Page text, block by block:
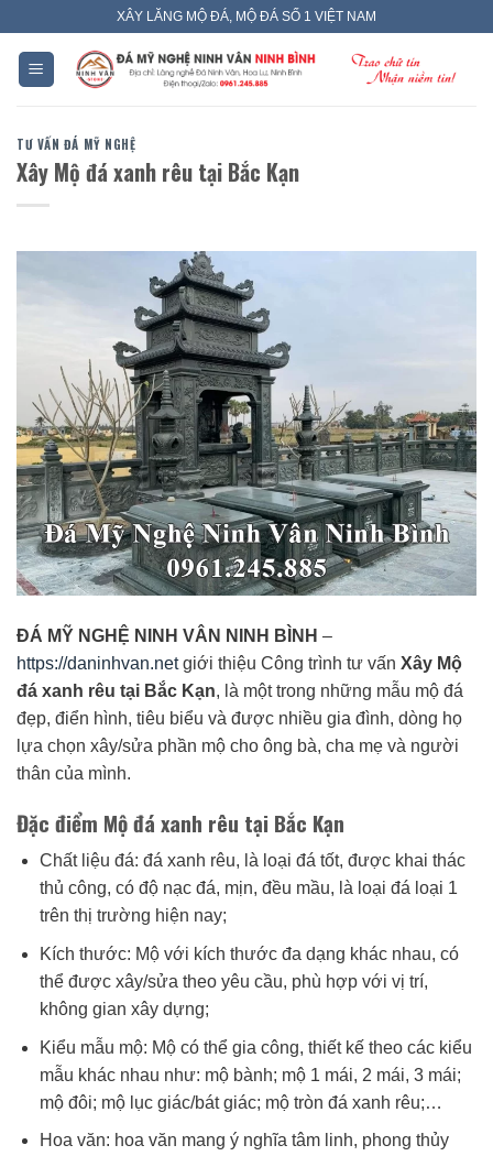
content
XÂY LĂNG MỘ ĐÁ, MỘ ĐÁ SỐ 1 VIỆT NAM
TƯ VẤN ĐÁ MỸ NGHỆ
Xây Mộ đá xanh rêu tại Bắc Kạn
ĐÁ MỸ NGHỆ NINH VÂN NINH BÌNH –
https://daninhvan.netgiới thiệu Công trình tư vấn Xây Mộ
đá xanh rêu tại Bắc Kạn, là một trong những mẫu mộ đá
đẹp, điển hình, tiêu biểu và được nhiều gia đình, dòng họ
lựa chọn xây/sửa phần mộ cho ông bà, cha mẹ và người
thân của mình.
Đặc điểm Mộ đá xanh rêu tại Bắc Kạn
Chất liệu đá: đá xanh rêu, là loại đá tốt, được khai thác
thủ công, có độ nạc đá, mịn, đều mầu, là loại đá loại 1
trên thị trường hiện nay;
Kích thước: Mộ với kích thước đa dạng khác nhau, có
thể được xây/sửa theo yêu cầu, phù hợp với vị trí,
không gian xây dựng;
Kiểu mẫu mộ: Mộ có thể gia công, thiết kế theo các kiểu
mẫu khác nhau như: mộ bành; mộ 1 mái, 2 mái, 3 mái;
mộ đôi; mộ lục giác/bát giác; mộ tròn đá xanh rêu;…
Hoa văn: hoa văn mang ý nghĩa tâm linh, phong thủy